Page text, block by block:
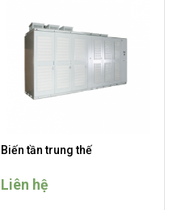
Biến tần trung thế
Liên hệ